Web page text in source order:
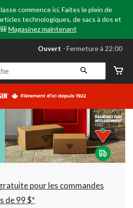
commence ici. Faites le plein de
technologiques, de sacs à dos et
Magasinez maintenant
votre
préféré
Leduc,
AB,
courament
Fermeture
à
22:00
cliquer
pour
changer
Ouvert ⋅ Fermeture à 22:00
pour les commandes
de 99 $*